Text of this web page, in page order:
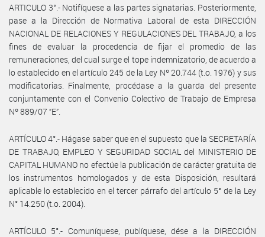
ARTICULO 3°.- Notifíquese a las partes signatarias. Posteriormente,
pase a la Dirección de Normativa Laboral de esta DIRECCIÓN
NACIONAL DE RELACIONES Y REGULACIONES DEL TRABAJO, a los
fines de evaluar la procedencia de fijar el promedio de las
remuneraciones, del cual surge el tope indemnizatorio, de acuerdo a
lo establecido en el artículo 245 de la Ley Nº 20.744 (t.o. 1976) y sus
modificatorias. Finalmente, procédase a la guarda del presente
conjuntamente con el Convenio Colectivo de Trabajo de Empresa
Nº 889/07 “E”.
ARTÍCULO 4°.- Hágase saber que en el supuesto que la SECRETARÍA
DE TRABAJO, EMPLEO Y SEGURIDAD SOCIAL del MINISTERIO DE
CAPITAL HUMANO no efectúe la publicación de carácter gratuita de
los instrumentos homologados y de esta Disposición, resultará
aplicable lo establecido en el tercer párrafo del artículo 5° de la Ley
N° 14.250 (t.o. 2004).
ARTÍCULO 5°.- Comuníquese, publíquese, dése a la DIRECCIÓN